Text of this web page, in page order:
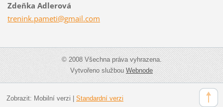
Zdeňka Adlerová
trenink.pameti@gmail.com
© 2008 Všechna práva vyhrazena.
Vytvořeno službouWebnode
Zobrazit: Mobilní verzi | Standardní verzi